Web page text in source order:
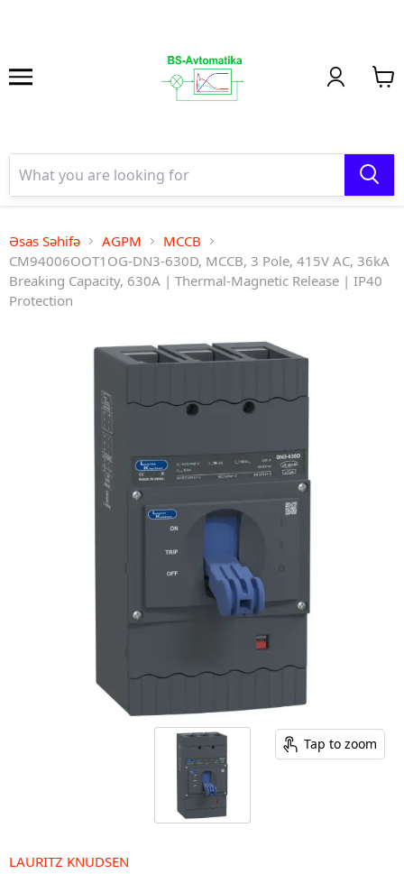
Əsas Səhifə AGPM
MCCB
CM94006OOT1OG-DN3-630D, MCCB, 3 Pole, 415V AC, 36kA
Breaking Capacity, 630A | Thermal-Magnetic Release | IP40
Protection
Tap to zoom
LAURITZ KNUDSEN